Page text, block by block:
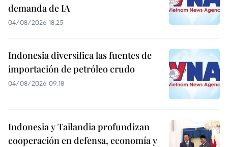
demanda de IA
04/08/2026 18:25
Indonesia diversifica las fuentes de
importación de petróleo crudo
04/08/2026 09:18
Indonesia y Tailandia profundizan
cooperación en defensa, economía y